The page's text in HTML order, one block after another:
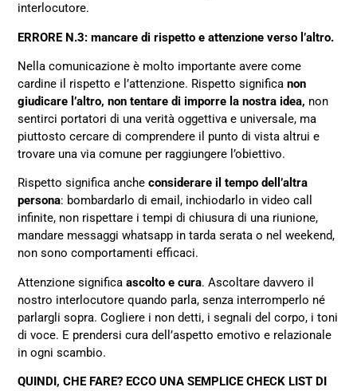
interlocutore.
ERRORE N.3: mancare di rispetto e attenzione verso l’altro.
Nella comunicazione è molto importante avere come
cardine il rispetto e l’attenzione. Rispetto significanon
giudicare l’altro, non tentare di imporre la nostra idea, non
sentirci portatori di una verità oggettiva e universale, ma
piuttosto cercare di comprendere il punto di vista altrui e
trovare una via comune per raggiungere l’obiettivo.
Rispetto significa ancheconsiderare il tempo dell’altra
persona: bombardarlo di email, inchiodarlo in video call
infinite, non rispettare i tempi di chiusura di una riunione,
mandare messaggi whatsapp in tarda serata o nel weekend,
non sono comportamenti efficaci.
Attenzione significaascolto e cura. Ascoltare davvero il
nostro interlocutore quando parla, senza interromperlo né
parlargli sopra. Cogliere i non detti, i segnali del corpo, i toni
di voce. E prendersi cura dell’aspetto emotivo e relazionale
in ogni scambio.
QUINDI, CHE FARE? ECCO UNA SEMPLICE CHECK LIST DI